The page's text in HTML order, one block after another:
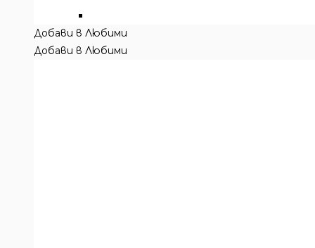
Добави в Любими
Добави в Любими